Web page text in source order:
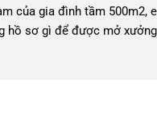
của gia đình tầm 500m2,
hồ sơ gì để được mở